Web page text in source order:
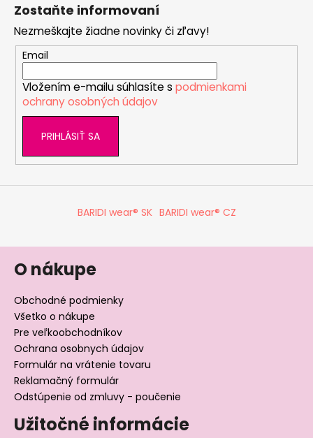
Zostaňte informovaní
Nezmeškajte žiadne novinky či zľavy!
Email
Vložením e-mailu súhlasíte s podmienkami
ochrany osobných údajov
PRIHLÁSIŤ SA
BARIDI wear® SK BARIDI wear® CZ
O nákupe
Obchodné podmienky
Všetko o nákupe
Pre veľkoobchodníkov
Ochrana osobnych údajov
Formulár na vrátenie tovaru
Reklamačný formulár
Odstúpenie od zmluvy - poučenie
Užitočné informácie